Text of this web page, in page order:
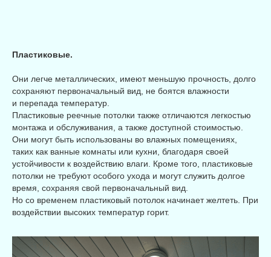
Пластиковые.
Они легче металлических, имеют меньшую прочность, долго
сохраняют первоначальный вид, не боятся влажности
и перепада температур.
Пластиковые реечные потолки также отличаются легкостью
монтажа и обслуживания, а также доступной стоимостью.
Они могут быть использованы во влажных помещениях,
таких как ванные комнаты или кухни, благодаря своей
устойчивости к воздействию влаги. Кроме того, пластиковые
потолки не требуют особого ухода и могут служить долгое
время, сохраняя свой первоначальный вид.
Но со временем пластиковый потолок начинает желтеть. При
воздействии высоких температур горит.